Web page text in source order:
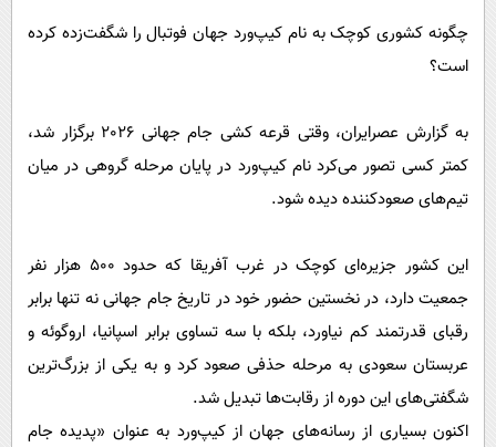
حوادث
محیط زیست
فرهنگی
بین الملل
اجتماعی
حیات وحش
روانشناسی
دانلود
چگونه کشوری کوچک به نام کیپ‌ورد جهان فوتبال را شگفت‌زده کرده
است؟
به گزارش عصرایران، وقتی قرعه کشی جام جهانی 2026 برگزار شد،
کمتر کسی تصور می‌کرد نام کیپ‌ورد در پایان مرحله گروهی در میان
تیم‌های صعودکننده دیده شود.
این کشور جزیره‌ای کوچک در غرب آفریقا که حدود 500 هزار نفر
جمعیت دارد، در نخستین حضور خود در تاریخ جام جهانی نه تنها برابر
رقبای قدرتمند کم نیاورد، بلکه با سه تساوی برابر اسپانیا، اروگوئه و
عربستان سعودی به مرحله حذفی صعود کرد و به یکی از بزرگ‌ترین
شگفتی‌های این دوره از رقابت‌ها تبدیل شد.
اکنون بسیاری از رسانه‌های جهان از کیپ‌ورد به عنوان «پدیده جام